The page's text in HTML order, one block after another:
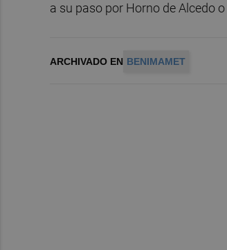
a su paso por Horno de Alcedo
ARCHIVADO EN BENIMAMET